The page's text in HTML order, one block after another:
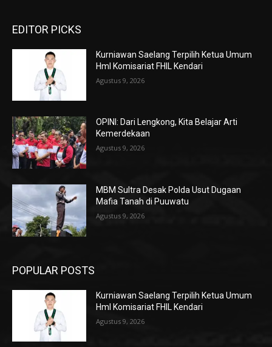
EDITOR PICKS
Kurniawan Saelang Terpilih Ketua Umum
HmI Komisariat FHIL Kendari
Agustus 9, 2026
OPINI: Dari Lengkong, Kita Belajar Arti
Kemerdekaan
Agustus 9, 2026
MBM Sultra Desak Polda Usut Dugaan
Mafia Tanah di Puuwatu
Agustus 9, 2026
POPULAR POSTS
Kurniawan Saelang Terpilih Ketua Umum
HmI Komisariat FHIL Kendari
Agustus 9, 2026